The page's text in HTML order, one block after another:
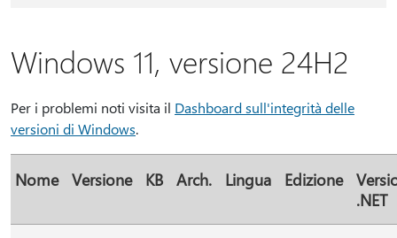
Windows 11, versione 24H2
Per i problemi noti visita il Dashboard sull'integrità delle
versioni di Windows.
Nome Versione KB Arch. Lingua Edizione
.NET